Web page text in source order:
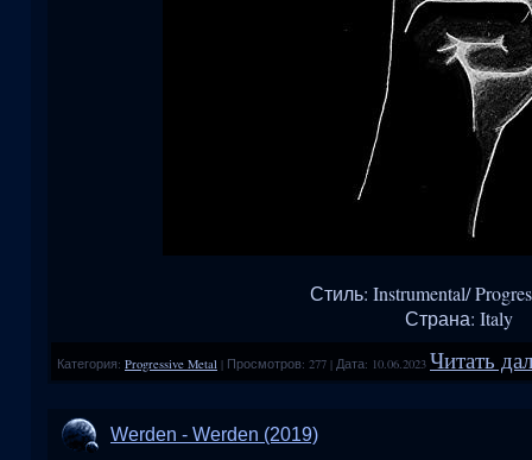
Стиль: Instrumental/
Страна: Italy
Категория: Progressive Metal | Просмотров: 277 | Дата: 10.06.2023 Читать
Werden - Werden (2019)